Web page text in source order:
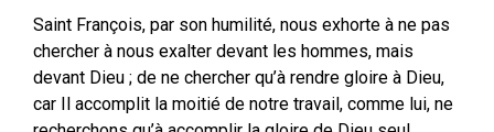
Saint François, par son humilité, nous exhorte à ne pas
chercher à nous exalter devant les hommes, mais
devant Dieu ; de ne chercher qu’à rendre gloire à Dieu,
car Il accomplit la moitié de notre travail, comme lui, ne